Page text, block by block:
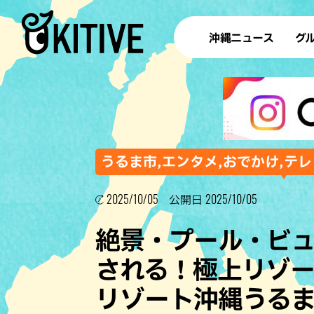
沖縄ニュース グ
ラ
テイ
すし
沖
ステー
その他
ブッフェ
うるま市,エンタメ,おでかけ,テ
2025/10/05 公開日 2025/10/05
絶景・プール・ビ
される！極上リゾ
リゾート沖縄うる